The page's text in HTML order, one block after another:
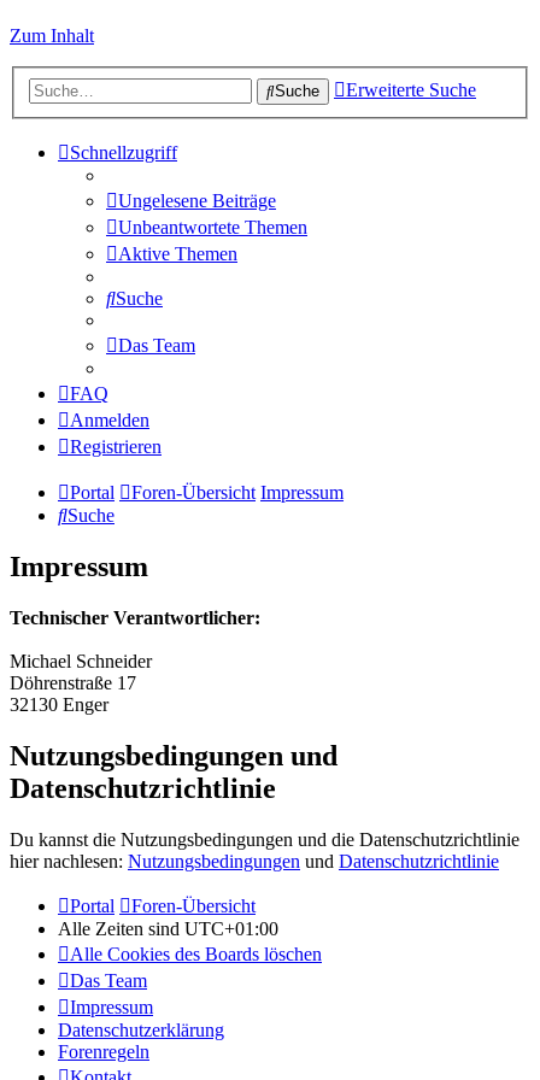
Zum Inhalt
Suche Erweiterte Suche
Schnellzugriff
Ungelesene Beiträge
Unbeantwortete Themen
Aktive Themen
Suche
Das Team
FAQ
Anmelden
Registrieren
Portal Foren-Übersicht Impressum
Suche
Impressum
Technischer Verantwortlicher:
Michael Schneider
Döhrenstraße 17
32130 Enger
Nutzungsbedingungen und
Datenschutzrichtlinie
Du kannst die Nutzungsbedingungen und die Datenschutzrichtlinie
hier nachlesen: Nutzungsbedingungen und Datenschutzrichtlinie
Portal
Foren-Übersicht
Alle Zeiten sind UTC+01:00
Alle Cookies des Boards löschen
Das Team
Impressum
Datenschutzerklärung
Forenregeln